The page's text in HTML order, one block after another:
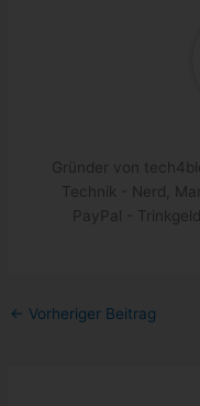
Gründer von
Technik - Nerd,
PayPal -
← Vorheriger Beitrag